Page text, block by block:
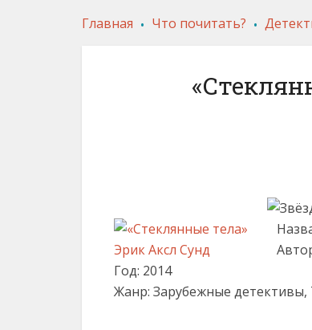
Главная . Что почитать? .
Год: 2014
Жанр: Зарубежные